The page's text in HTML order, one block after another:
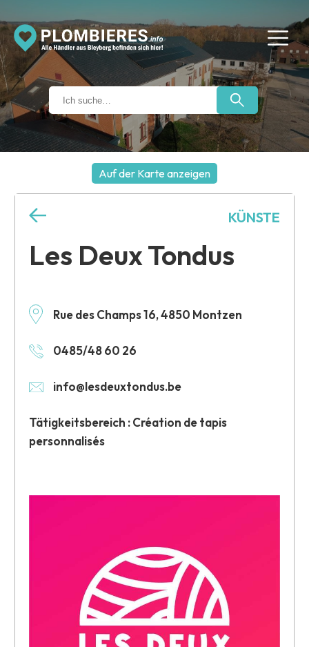
Auf der Karte anzeigen
Les Deux Tondus
Rue des Champs 16, 4850 Montzen
0485/48 60 26
info@lesdeuxtondus.be
Tätigkeitsbereich : Création de tapis
personnalisés
KÜNSTE
+
−